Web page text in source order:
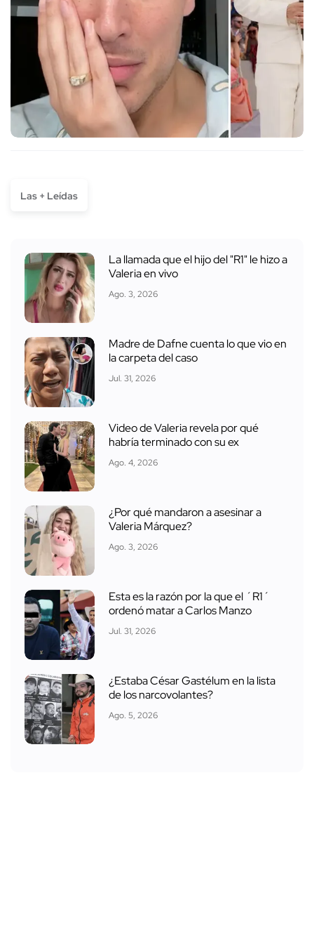
Las + Leídas
La llamada que el hijo del "R1" le hizo a
Valeria en vivo
Ago. 3, 2026
Madre de Dafne cuenta lo que vio en
la carpeta del caso
Jul. 31, 2026
Video de Valeria revela por qué
habría terminado con su ex
Ago. 4, 2026
¿Por qué mandaron a asesinar a
Valeria Márquez?
Ago. 3, 2026
Esta es la razón por la que el ´R1´
ordenó matar a Carlos Manzo
Jul. 31, 2026
¿Estaba César Gastélum en la lista
de los narcovolantes?
Ago. 5, 2026